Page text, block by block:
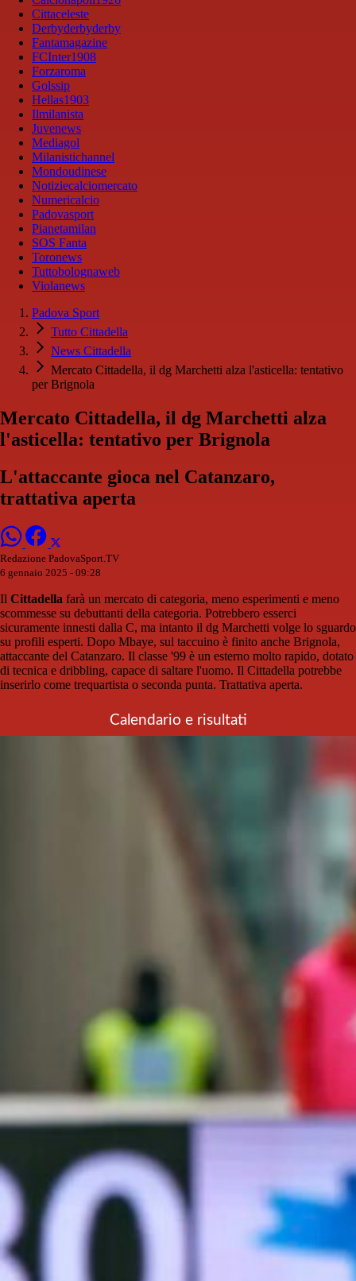
Cittaceleste
Derbyderbyderby
Fantamagazine
FCInter1908
Forzaroma
Golssip
Hellas1903
Ilmilanista
Juvenews
Mediagol
Milanistichannel
Mondoudinese
Notiziecalciomercato
Numericalcio
Padovasport
Pianetamilan
SOS Fanta
Toronews
Tuttobolognaweb
Violanews
Padova Sport
Tutto Cittadella
News Cittadella
Mercato Cittadella, il dg Marchetti alza l'asticella: tentativo
per Brignola
Mercato Cittadella, il dg Marchetti alza
l'asticella: tentativo per Brignola
L'attaccante gioca nel Catanzaro,
trattativa aperta
Redazione PadovaSport.TV
6 gennaio 2025 - 09:28
Il Cittadella farà un mercato di categoria, meno esperimenti e meno
scommesse su debuttanti della categoria. Potrebbero esserci
sicuramente innesti dalla C, ma intanto il dg Marchetti volge lo sguardo
su profili esperti. Dopo Mbaye, sul taccuino è finito anche Brignola,
attaccante del Catanzaro. Il classe '99 è un esterno molto rapido, dotato
di tecnica e dribbling, capace di saltare l'uomo. Il Cittadella potrebbe
inserirlo come trequartista o seconda punta. Trattativa aperta.
Calendario e risultati